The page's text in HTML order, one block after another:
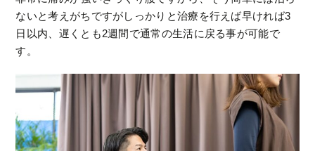
ないと考えがちですがしっかりと治療を行えば早ければ3
日以内、遅くとも2週間で通常の生活に戻る事が可能で
す。